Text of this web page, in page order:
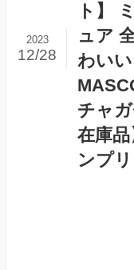
ト】
ュア
わい
チャ
在庫
ンプ
2023
12/28